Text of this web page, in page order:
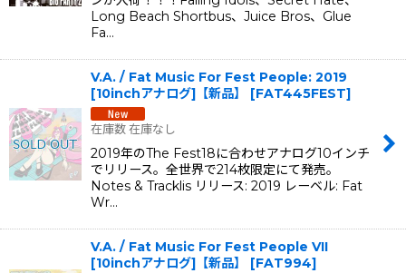
Long Beach Shortbus、Juice Bros、Glue
Fa…
V.A. / Fat Music For Fest People: 2019
[10inchアナログ]【新品】
[FAT445FEST]
在庫数 在庫なし
2019年のThe Fest18に合わせアナログ10インチ
でリリース。全世界で214枚限定にて発売。
Notes & Tracklis リリース: 2019 レーベル: Fat
Wr…
V.A. / Fat Music For Fest People VII
[10inchアナログ]【新品】
[FAT994]